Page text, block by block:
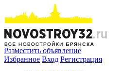
Разместить объявление
Избранное Вход Регистрация